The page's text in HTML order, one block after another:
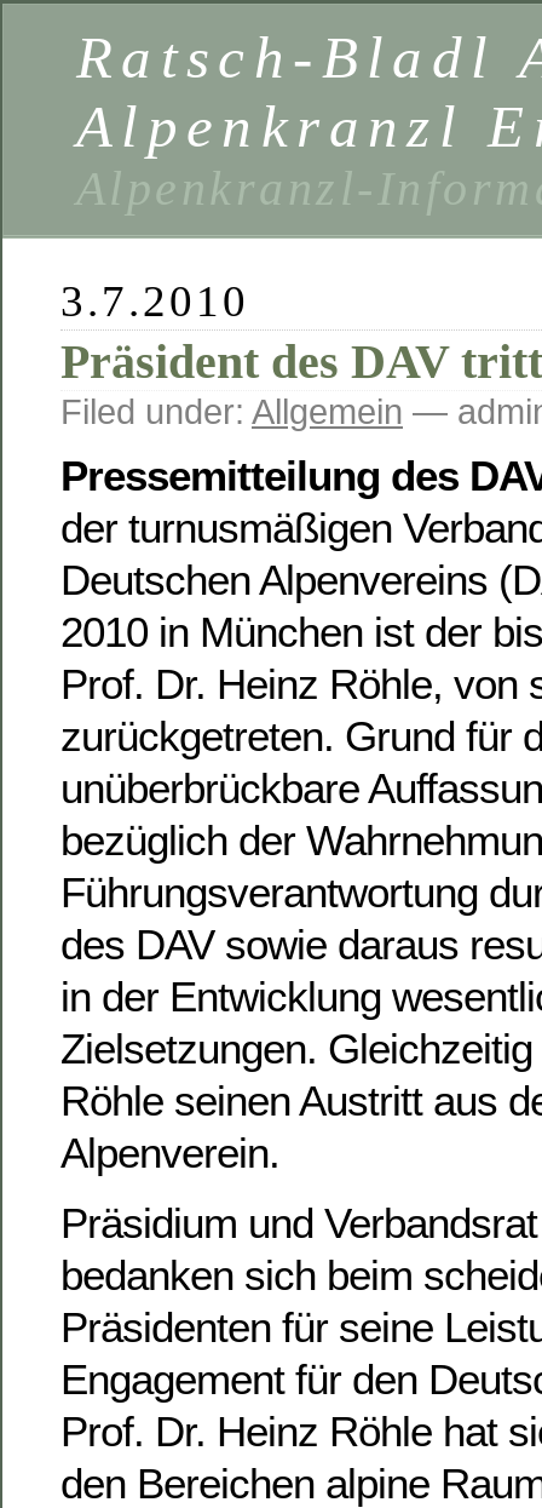
Ratsch-Bladl
Alpenkranzl
Alpenkranzl-
3.7.2010
Präsident des DAV
Filed under: Allgemein —
Pressemitteilung des
der turnusmäßigen
Deutschen Alpenvereins
2010 in München ist der
Prof. Dr. Heinz Röhle, von
zurückgetreten. Grund für
unüberbrückbare
bezüglich der
Führungsverantwortung
des DAV sowie daraus
in der Entwicklung
Zielsetzungen.
Röhle seinen Austritt aus
Alpenverein.
Präsidium und
bedanken sich beim
Präsidenten für seine
Engagement für den
Prof. Dr. Heinz Röhle hat
den Bereichen alpine